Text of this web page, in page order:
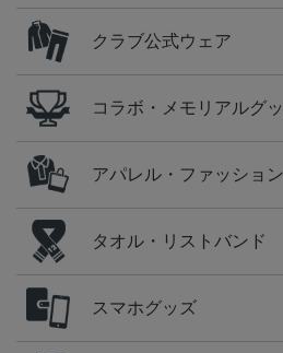
クラブ公式ウェア
コラボ・メモリアルグ
アパレル・ファッショ
タオル・リストバンド
スマホグッズ